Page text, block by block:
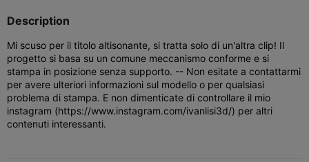
Description
Mi scuso per il titolo altisonante, si tratta solo di un'altra clip! Il
progetto si basa su un comune meccanismo conforme e si
stampa in posizione senza supporto. -- Non esitate a contattarmi
per avere ulteriori informazioni sul modello o per qualsiasi
problema di stampa. E non dimenticate di controllare il mio
instagram (https://www.instagram.com/ivanlisi3d/) per altri
contenuti interessanti.